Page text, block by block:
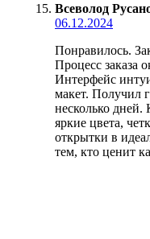
Всеволод
06.12.2024
Понравилось.
Процесс заказа
Интерфейс
макет. Получил
несколько дней.
яркие цвета,
открытки в
тем, кто ценит